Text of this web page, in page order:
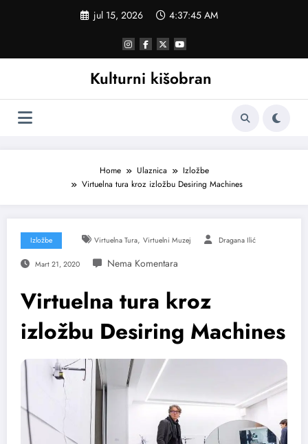
jul 15, 2026 4:37:46 AM
Kulturni kišobran
Home Ulaznica
Izložbe
Virtuelna tura kroz izložbu Desiring Machines
Izložbe Virtuelna Tura, Virtuelni Muzej Dragana Ilić
Mart 21, 2020
Virtuelna tura kroz
izložbu Desiring Machines